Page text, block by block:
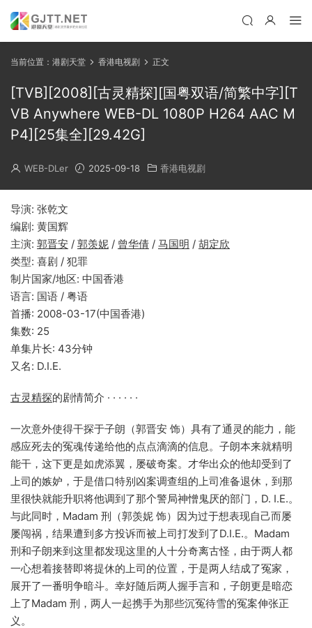
当前位置： 港剧天堂 香港电视剧 正文
[TVB][2008][古灵精探][国粤双语/简繁中字][T
VB Anywhere WEB-DL 1080P H264 AAC M
P4][25集全][29.42G]
WEB-DLer 2025-09-18 香港电视剧
导演: 张乾文
编剧: 黄国辉
主演: 郭晋安 / 郭羡妮 / 曾华倩 / 马国明 / 胡定欣
类型: 喜剧 / 犯罪
制片国家/地区: 中国香港
语言: 国语 / 粤语
首播: 2008-03-17(中国香港)
集数: 25
单集片长: 43分钟
又名: D.I.E.
古灵精探的剧情简介 · · · · · ·
一次意外使得干探于子朗（郭晋安 饰）具有了通灵的能力，能
感应死去的冤魂传递给他的点点滴滴的信息。子朗本来就精明
能干，这下更是如虎添翼，屡破奇案。才华出众的他却受到了
上司的嫉妒，于是借口特别凶案调查组的上司准备退休，到那
里很快就能升职将他调到了那个警局神憎鬼厌的部门，D. I.E.。
与此同时，Madam 刑（郭羡妮 饰）因为过于想表现自己而屡
屡闯祸，结果遭到多方投诉而被上司打发到了D.I.E.。Madam
刑和子朗来到这里都发现这里的人十分奇离古怪，由于两人都
一心想着接替即将提休的上司的位置，于是两人结成了冤家，
展开了一番明争暗斗。幸好随后两人握手言和，子朗更是暗恋
上了Madam 刑，两人一起携手为那些沉冤待雪的冤案伸张正
义。